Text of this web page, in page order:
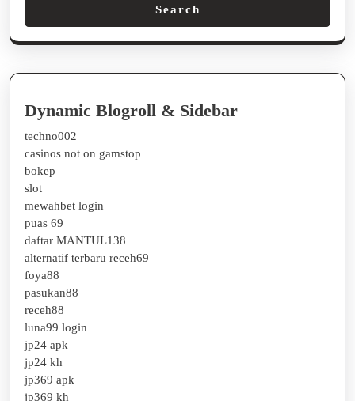
Search
Dynamic Blogroll & Sidebar
techno002
casinos not on gamstop
bokep
slot
mewahbet login
puas 69
daftar MANTUL138
alternatif terbaru receh69
foya88
pasukan88
receh88
luna99 login
jp24 apk
jp24 kh
jp369 apk
jp369 kh